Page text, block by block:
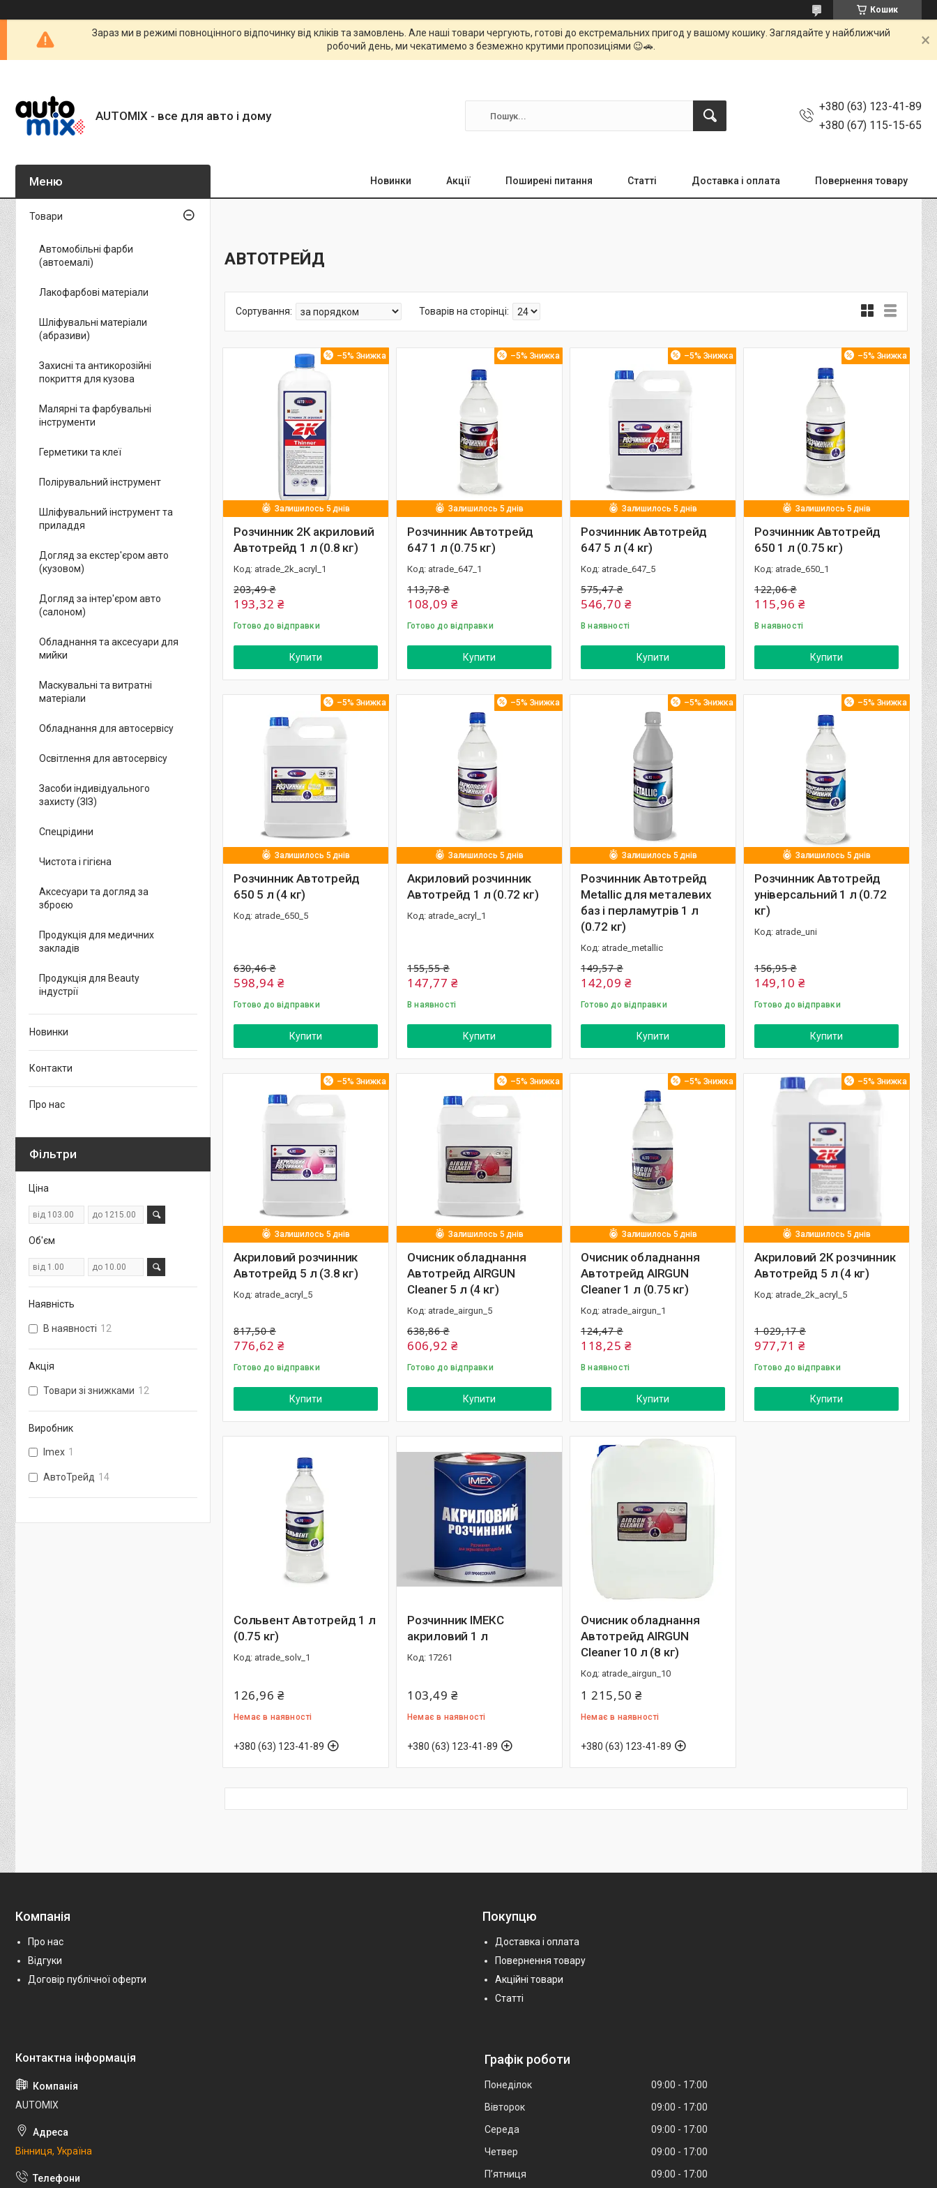
Кошик
Зараз ми в режимі повноцінного відпочинку від кліків та замовлень. Але наші товари чергують, готові до екстремальних пригод у вашому кошику. Заглядайте у найближчий
робочий день, ми чекатимемо з безмежно крутими пропозиціями 😉🚗.
AUTOMIX - все для авто і дому
+380 (63) 123-41-89
+380 (67) 115-15-65
Новинки Акції Поширені питання Статті Доставка і оплата Повернення товару
АВТОТРЕЙД
–5%
Залишилось 5 днів
Розчинник 2К акриловий
Автотрейд 1 л (0.8 кг)
atrade_2k_acryl_1
203,49 ₴
193,32 ₴
Готово до відправки
Купити
–5%
Залишилось 5 днів
Розчинник Автотрейд
647 1 л (0.75 кг)
atrade_647_1
113,78 ₴
108,09 ₴
Готово до відправки
Купити
–5%
Залишилось 5 днів
Розчинник Автотрейд
647 5 л (4 кг)
atrade_647_5
575,47 ₴
546,70 ₴
В наявності
Купити
–5%
Залишилось 5 днів
Розчинник Автотрейд
650 1 л (0.75 кг)
atrade_650_1
122,06 ₴
115,96 ₴
В наявності
Купити
–5%
Залишилось 5 днів
Розчинник Автотрейд
650 5 л (4 кг)
atrade_650_5
630,46 ₴
598,94 ₴
Готово до відправки
Купити
–5%
Залишилось 5 днів
Акриловий розчинник
Автотрейд 1 л (0.72 кг)
atrade_acryl_1
155,55 ₴
147,77 ₴
В наявності
Купити
–5%
Залишилось 5 днів
Розчинник Автотрейд
Metallic для металевих
баз і перламутрів 1 л
(0.72 кг)
atrade_metallic
149,57 ₴
142,09 ₴
Готово до відправки
Купити
–5%
Залишилось 5 днів
Розчинник Автотрейд
універсальний 1 л (0.72
кг)
atrade_uni
156,95 ₴
149,10 ₴
Готово до відправки
Купити
–5%
Залишилось 5 днів
Акриловий розчинник
Автотрейд 5 л (3.8 кг)
atrade_acryl_5
817,50 ₴
776,62 ₴
Готово до відправки
Купити
–5%
Залишилось 5 днів
Очисник обладнання
Автотрейд AIRGUN
Cleaner 5 л (4 кг)
atrade_airgun_5
638,86 ₴
606,92 ₴
Готово до відправки
Купити
–5%
Залишилось 5 днів
Очисник обладнання
Автотрейд AIRGUN
Cleaner 1 л (0.75 кг)
atrade_airgun_1
124,47 ₴
118,25 ₴
В наявності
Купити
–5%
Залишилось 5 днів
Акриловий 2К розчинник
Автотрейд 5 л (4 кг)
atrade_2k_acryl_5
1 029,17 ₴
977,71 ₴
Готово до відправки
Купити
Сольвент Автотрейд 1 л
(0.75 кг)
atrade_solv_1
126,96 ₴
Немає в наявності
+380 (63) 123-41-89
Розчинник ІМЕКС
акриловий 1 л
17261
103,49 ₴
Немає в наявності
+380 (63) 123-41-89
Очисник обладнання
Автотрейд AIRGUN
Cleaner 10 л (8 кг)
atrade_airgun_10
1 215,50 ₴
Немає в наявності
+380 (63) 123-41-89
Товари
Автомобільні фарби
(автоемалі)
Лакофарбові матеріали
Шліфувальні матеріали
(абразиви)
Захисні та антикорозійні
покриття для кузова
Малярні та фарбувальні
інструменти
Герметики та клеї
Полірувальний інструмент
Шліфувальний інструмент та
приладдя
Догляд за екстер'єром авто
(кузовом)
Догляд за інтер'єром авто
(салоном)
Обладнання та аксесуари для
мийки
Маскувальні та витратні
матеріали
Обладнання для автосервісу
Освітлення для автосервісу
Засоби індивідуального
захисту (ЗІЗ)
Спецрідини
Чистота і гігієна
Аксесуари та догляд за
зброєю
Продукція для медичних
закладів
Продукція для Beauty
індустрії
Новинки
Контакти
Про нас
Фільтри
Ціна
Об'єм
Наявність
В наявності 12
Акція
Товари зі знижками 12
Виробник
Imex 1
АвтоТрейд 14
Компанія
Про нас
Відгуки
Договір публічної оферти
Покупцю
Доставка і оплата
Повернення товару
Акційні товари
Статті
AUTOMIX
Вінниця, Україна
Графік роботи
Понеділок 09:00
17:00
Вівторок
09:00
17:00
Середа
09:00
17:00
Четвер
09:00
17:00
Пʼятниця
09:00 17:00